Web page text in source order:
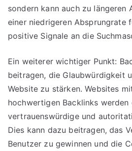
sondern kann auch zu längeren
einer niedrigeren Absprungrate
positive Signale an die
Ein weiterer wichtiger Punkt:
beitragen, die Glaubwürdigkeit
Website zu stärken. Websites
hochwertigen Backlinks
vertrauenswürdige und
Dies kann dazu beitragen, das
Benutzer zu gewinnen und die